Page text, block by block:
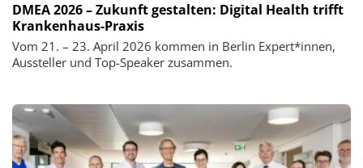
DMEA 2026 – Zukunft gestalten: Digital Health trifft
Krankenhaus-Praxis
Vom 21. – 23. April 2026 kommen in Berlin Expert*innen,
Aussteller und Top-Speaker zusammen.